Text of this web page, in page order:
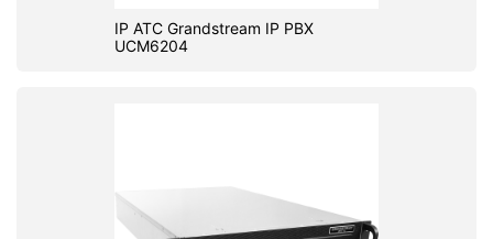
IP ATC Grandstream IP PBX
UCM6204